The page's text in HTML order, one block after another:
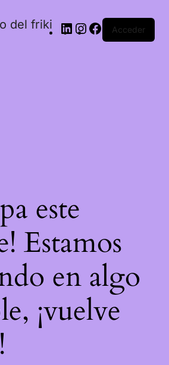
del friki Acceder
este
Estamos
en algo
¡vuelve